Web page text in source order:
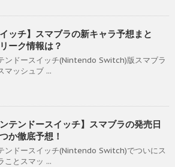
イッチ】スマブラの新キャラ予想まと
ーク情報は？
ンドースイッチ(Nintendo Switch)版スマブラ
マッシュブ ...
ンテンドースイッチ】スマブラの発売日
か徹底予想！
ンドースイッチ(Nintendo Switch)でついにス
ことスマッ ...